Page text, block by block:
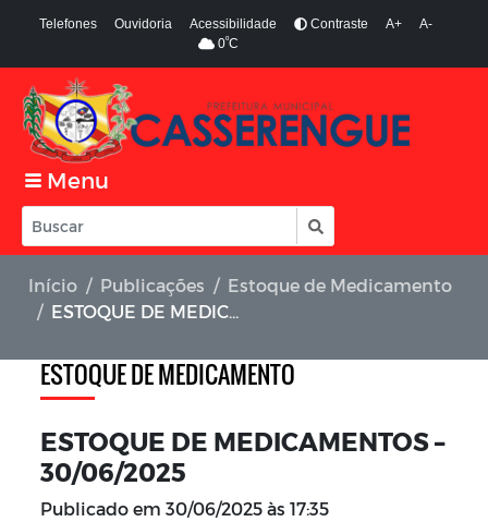
Telefones Ouvidoria Acessibilidade Contraste A+
A-
0ºC
Menu
Início Publicações
Estoque de Medicamento
ESTOQUE DE MEDICAMENTOS – 30/06/2025
ESTOQUE DE MEDICAMENTO
ESTOQUE DE MEDICAMENTOS –
30/06/2025
Publicado em 30/06/2025 às 17:35